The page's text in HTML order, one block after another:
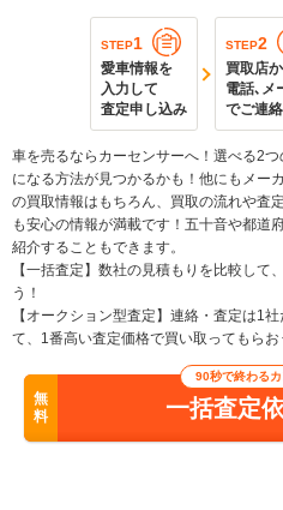
STEP1
愛車情報を
入力して
査定申し込み
STEP2
買取店
電話､メ
でご連絡
車を売るならカーセンサーへ！選べる2
になる方法が見つかるかも！他にもメー
の買取情報はもちろん、買取の流れや査
も安心の情報が満載です！五十音や都道
紹介することもできます。
【一括査定】数社の見積もりを比較し
う！
【オークション型査定】連絡・査定は1
て、1番高い査定価格で買い取ってもらお
無
料
90秒で終わる
一括査定